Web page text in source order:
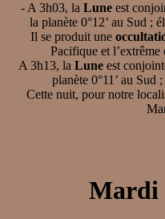
- A 3h03, la Luneest
la planète 0°12’ au Sud ;
Il se produit une
Pacifique et
A 3h13, la Luneest
planète 0°11’ au Sud
Cette nuit, pour notre
Mardi